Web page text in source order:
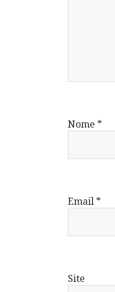
Nome *
Email *
Site